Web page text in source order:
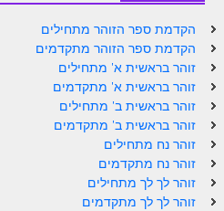
ספר הזוהר וירא מתחילים
ספר הזוהר וירא מתקדמים
ספר הזוהר חיי שרה מתחילים
ספר הזוהר תולדות מתחילים
הקדמת ספר הזוהר מתחילים
הקדמת ספר הזוהר מתקדמים
זוהר בראשית א' מתחילים
זוהר בראשית א' מתקדמים
זוהר בראשית ב' מתחילים
זוהר בראשית ב' מתקדמים
זוהר נח מתחילים
זוהר נח מתקדמים
זוהר לך לך מתחילים
זוהר לך לך מתקדמים